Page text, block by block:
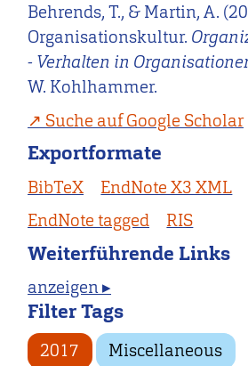
Behrends, T., & Martin, A.
Organisationskultur.
- Verhalten in
W. Kohlhammer.
Suche auf Google Scholar
Exportformate
BibTeX EndNote X3 XML
EndNote tagged
RIS
Weiterführende Links
anzeigen ▸
Filter Tags
2017 Miscellaneous